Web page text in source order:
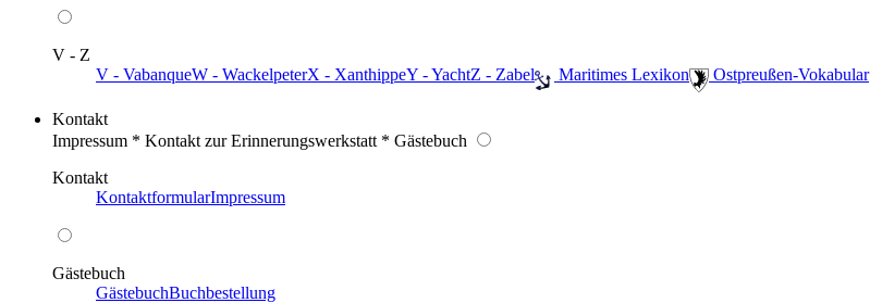
V - Z
V - VabanqueW - WackelpeterX - XanthippeY - YachtZ - Zabel ️ Maritimes Lexikon ️ Ostpreußen-Vokabular
Kontakt
Impressum * Kontakt zur Erinnerungswerkstatt * Gästebuch
Kontakt
KontaktformularImpressum
Gästebuch
GästebuchBuchbestellung